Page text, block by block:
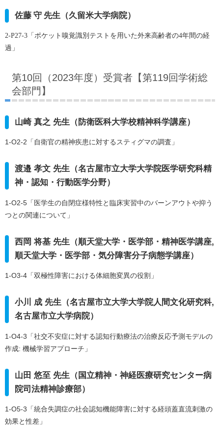
佐藤 守 先生（久留米大学病院）
2-P27-3 「ポケット嗅覚識別テストを用いた外来高齢者の4年間の経
過」
第10回（2023年度）受賞者【第119回学術総
会部門】
山崎 真之 先生（防衛医科大学校精神科学講座）
1-O2-2「自衛官の精神疾患に対するスティグマの調査」
渡邉 孝文 先生（名古屋市立大学大学院医学研究科精
神・認知・行動医学分野）
1-O2-5「医学生の自閉症様特性と臨床実習中のバーンアウトや抑う
つとの関連について」
西岡 将基 先生（順天堂大学・医学部・精神医学講座,
順天堂大学・医学部・気分障害分子病態学講座）
1-O3-4「双極性障害における体細胞変異の役割」
小川 成 先生（名古屋市立大学大学院人間文化研究科,
名古屋市立大学病院）
1-O4-3「社交不安症に対する認知行動療法の治療反応予測モデルの
作成: 機械学習アプローチ」
山田 悠至 先生（国立精神・神経医療研究センター病
院司法精神診療部）
1-O5-3「統合失調症の社会認知機能障害に対する経頭蓋直流刺激の
効果と性差」